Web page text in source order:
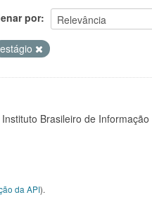
por
estágio
Brasileiro de Informação
da API).